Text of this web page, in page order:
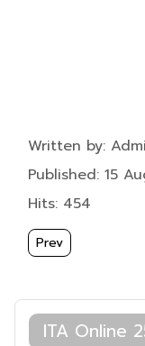
Details
Written by:
Published: 15
Hits: 454
Previous article:
Prev
ITA Online